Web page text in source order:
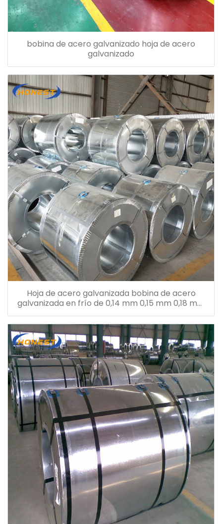
bobina de acero galvanizado hoja de acero
galvanizado
Hoja de acero galvanizada bobina de acero
galvanizada en frío de 0,14 mm 0,15 mm 0,18 mm
0,26 mm